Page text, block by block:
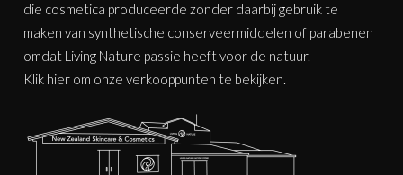
die cosmetica produceerde zonder daarbij gebruik te
maken van synthetische conserveermiddelen of parabenen
omdat Living Nature passie heeft voor de natuur.
Klik hier om onze verkooppunten te bekijken.